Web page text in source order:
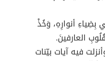
بِضِياءِ أنوارِهِ، وَخُذْ
العارفينَ.
فيه آيات بيّنات